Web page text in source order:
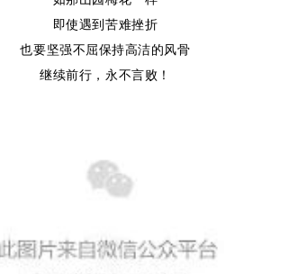
即使遇到苦难挫折
也要坚强不屈保持高洁的风骨
继续前行，永不言败！